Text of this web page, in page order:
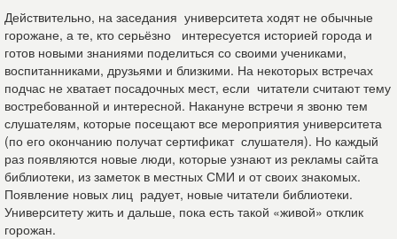
Действительно, на заседания университета ходят не обычные
горожане, а те, кто серьёзно интересуется историей города и
готов новыми знаниями поделиться со своими учениками,
воспитанниками, друзьями и близкими. На некоторых встречах
подчас не хватает посадочных мест, если читатели считают тему
востребованной и интересной. Накануне встречи я звоню тем
слушателям, которые посещают все мероприятия университета
(по его окончанию получат сертификат слушателя). Но каждый
раз появляются новые люди, которые узнают из рекламы сайта
библиотеки, из заметок в местных СМИ и от своих знакомых.
Появление новых лиц радует, новые читатели библиотеки.
Университету жить и дальше, пока есть такой «живой» отклик
горожан.